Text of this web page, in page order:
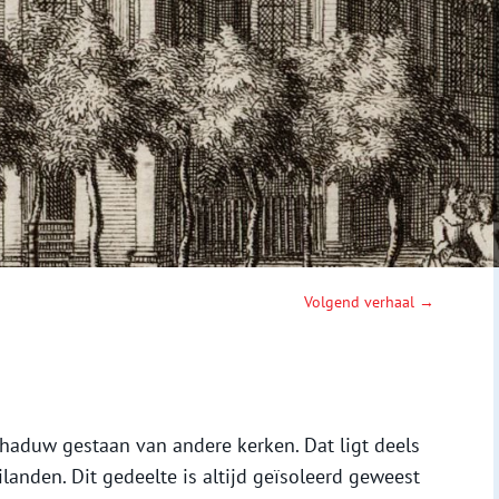
Volgend verhaal →
gestaan van andere kerken. Dat ligt deels
Dit gedeelte is altijd geïsoleerd geweest